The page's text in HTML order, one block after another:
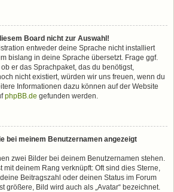
Board nicht zur Auswahl!
entweder deine Sprache nicht installiert
bislang in deine Sprache übersetzt. Frage ggf.
er das Sprachpaket, das du benötigst,
nicht existiert, würden wir uns freuen, wenn du
Informationen dazu können auf der Website
phpBB.de gefunden werden.
bei meinem Benutzernamen angezeigt
zwei Bilder bei deinem Benutzernamen stehen.
mit deinem Rang verknüpft: Oft sind dies Sterne,
Beitragszahl oder deinen Status im Forum
größere, Bild wird auch als „Avatar“ bezeichnet.